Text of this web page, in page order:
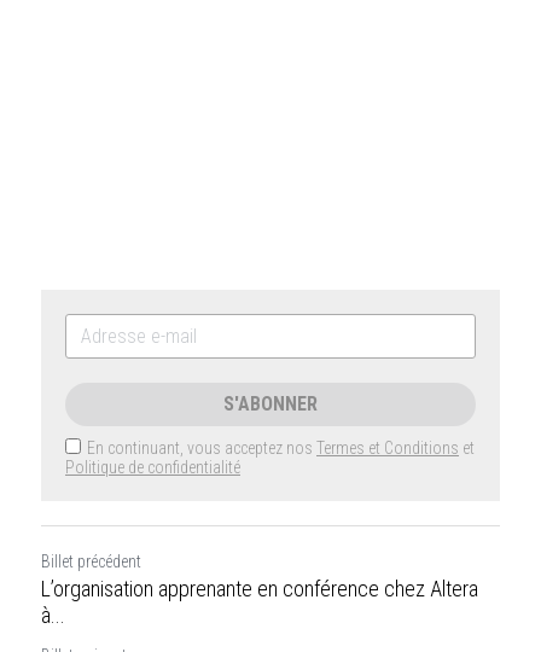
S'ABONNER
En continuant, vous acceptez nos Termes et Conditions et
Politique de confidentialité
Billet précédent
L’organisation apprenante en conférence chez Altera
à...